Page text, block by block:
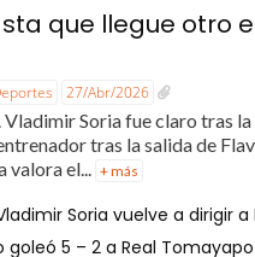
que llegue otro
27/Abr/2026
Vladimir Soria fue claro tras
tras la salida de
valora el... + más
Soria vuelve a dirigir a
goleó 5 – 2 a Real